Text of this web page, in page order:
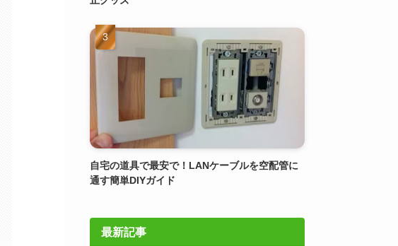
自宅の道具で最安で！LANケーブルを空配管に
通す簡単DIYガイド
最新記事